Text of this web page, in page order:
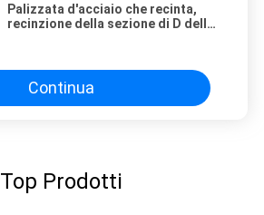
Palizzata d'acciaio che recinta,
recinzione della sezione di D della
Continua
Top Prodotti